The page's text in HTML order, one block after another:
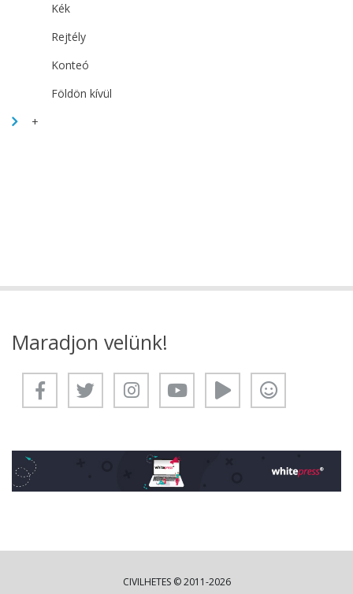
Kék
Rejtély
Konteó
Földön kívül
+
Maradjon velünk!
CIVILHETES © 2011-2026